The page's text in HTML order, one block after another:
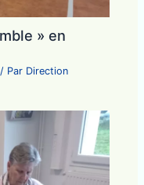
» en
/ Par Direction